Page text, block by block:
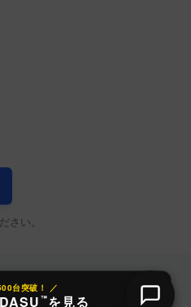
さい。
台突破！ ／
™を見る